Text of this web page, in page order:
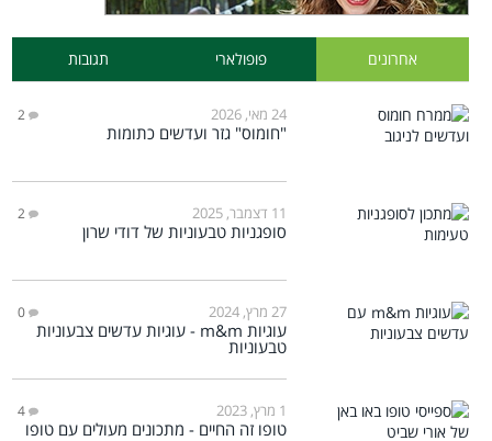
אחרונים פופולארי תגובות
24 מאי, 2026 2
"חומוס" גזר ועדשים כתומות
11 דצמבר, 2025 2
סופגניות טבעוניות של דודי שרון
27 מרץ, 2024 0
עוגיות m&m - עוגיות עדשים צבעוניות
טבעוניות
1 מרץ, 2023 4
טופו זה החיים - מתכונים מעולים עם טופו